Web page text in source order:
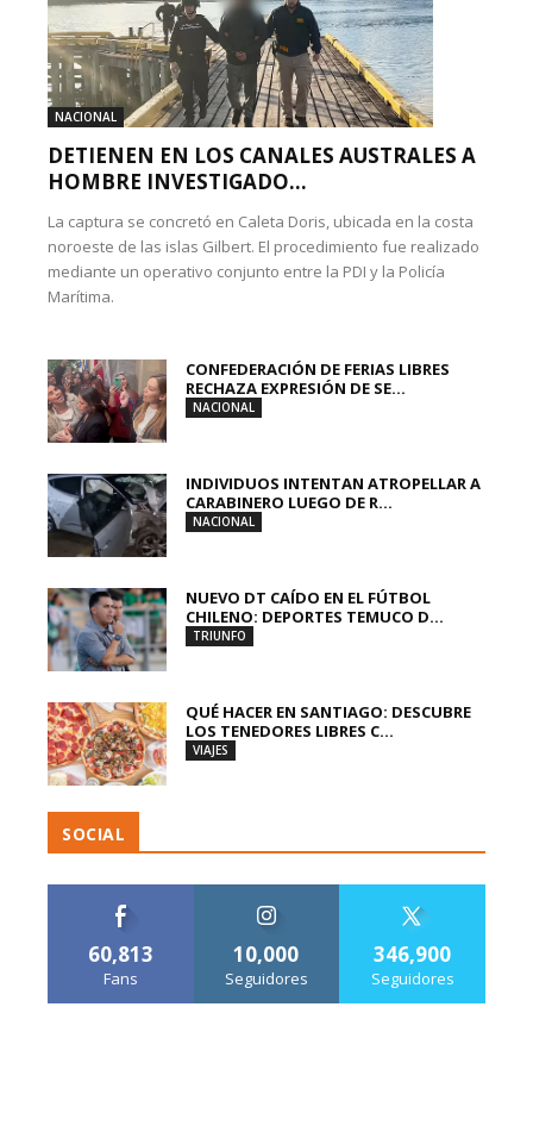
NACIONAL
DETIENEN EN LOS CANALES AUSTRALES A
HOMBRE INVESTIGADO...
La captura se concretó en Caleta Doris, ubicada en la costa
noroeste de las islas Gilbert. El procedimiento fue realizado
mediante un operativo conjunto entre la PDI y la Policía
Marítima.
CONFEDERACIÓN DE FERIAS LIBRES
RECHAZA EXPRESIÓN DE SE...
NACIONAL
INDIVIDUOS INTENTAN ATROPELLAR A
CARABINERO LUEGO DE R...
NACIONAL
NUEVO DT CAÍDO EN EL FÚTBOL
CHILENO: DEPORTES TEMUCO D...
TRIUNFO
QUÉ HACER EN SANTIAGO: DESCUBRE
LOS TENEDORES LIBRES C...
VIAJES
SOCIAL
60,813
Fans
10,000
Seguidores
346,900
Seguidores